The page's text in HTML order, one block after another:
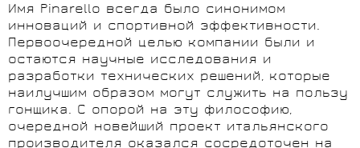
Имя Pinarello всегда было синонимом
инноваций и спортивной эффективности.
Первоочередной целью компании были и
остаются научные исследования и
разработки технических решений, которые
наилучшим образом могут служить на пользу
гонщика. С опорой на эту философию,
очередной новейший проект итальянского
производителя оказался сосредоточен на